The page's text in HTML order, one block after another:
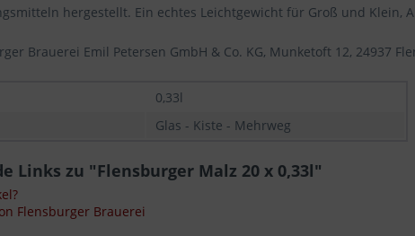
hergestellt. Ein echtes Leichtgewicht für Groß und Klein,
Brauerei Emil Petersen GmbH & Co. KG, Munketoft 12, 24937
0,33l
Glas - Kiste - Mehrweg
Links zu "Flensburger Malz 20 x 0,33l"
Flensburger Brauerei